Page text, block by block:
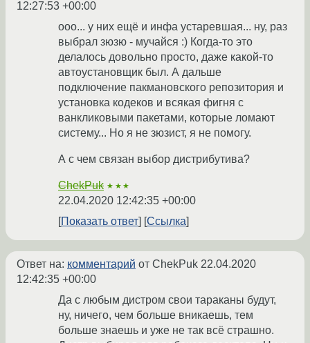
12:27:53 +00:00
ооо... у них ещё и инфа устаревшая... ну, раз
выбрал зюзю - мучайся :) Когда-то это
делалось довольно просто, даже какой-то
автоустановщик был. А дальше
подключение пакмановского репозитория и
установка кодеков и всякая фигня с
ванкликовыми пакетами, которые ломают
систему... Но я не зюзист, я не помогу.
А с чем связан выбор дистрибутива?
ChekPuk ★★★
22.04.2020 12:42:35 +00:00
Показать ответ
Ссылка
Ответ на: комментарий от ChekPuk 22.04.2020
12:42:35 +00:00
Да с любым дистром свои тараканы будут,
ну, ничего, чем больше вникаешь, тем
больше знаешь и уже не так всё страшно.